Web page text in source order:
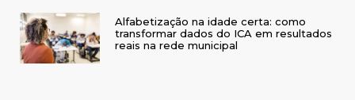
Alfabetização na idade certa: como
transformar dados do ICA em resultados
reais na rede municipal